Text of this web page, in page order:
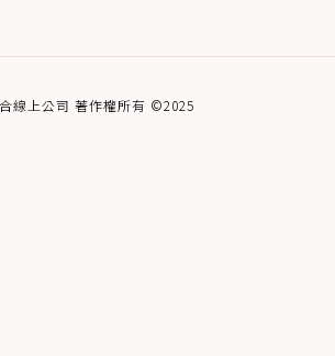
線上公司 著作權所有 ©2025